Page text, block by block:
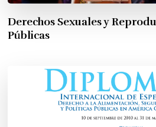
Derechos Sexuales y
Públicas